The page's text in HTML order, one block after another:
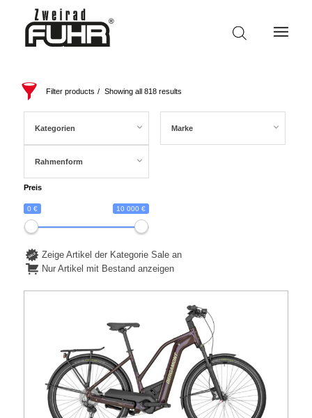
Filter products Showing all 818 results
Kategorien Marke
Rahmenform
Preis
0 € 10 000 €
Zeige Artikel der Kategorie Sale an
Nur Artikel mit Bestand anzeigen